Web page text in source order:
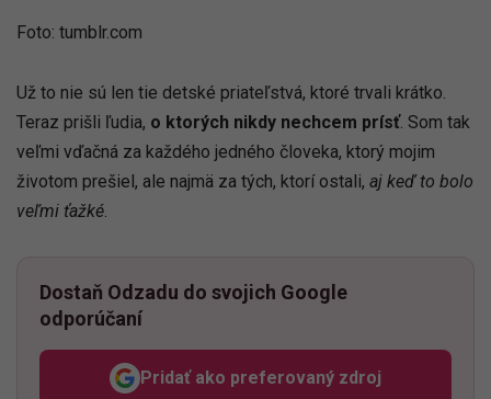
Foto: tumblr.com
Už to nie sú len tie detské priateľstvá, ktoré trvali krátko.
Teraz prišli ľudia, o ktorých nikdy nechcem prísť. Som tak
veľmi vďačná za každého jedného človeka, ktorý mojim
životom prešiel, ale najmä za tých, ktorí ostali, aj keď to bolo
veľmi ťažké
Dostaň Odzadu do svojich Google
odporúčaní
Pridať ako preferovaný zdroj
Odzadu, odkaz sa otvorí v